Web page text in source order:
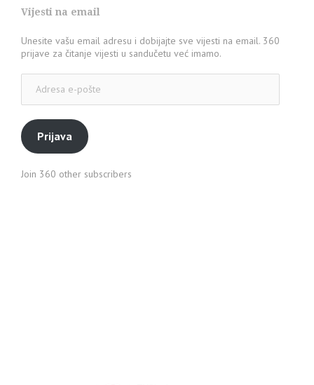
Vijesti na email
Unesite vašu email adresu i dobijajte sve vijesti na email. 360
prijave za čitanje vijesti u sandučetu već imamo.
pošte
Prijava
Join 360 other subscribers